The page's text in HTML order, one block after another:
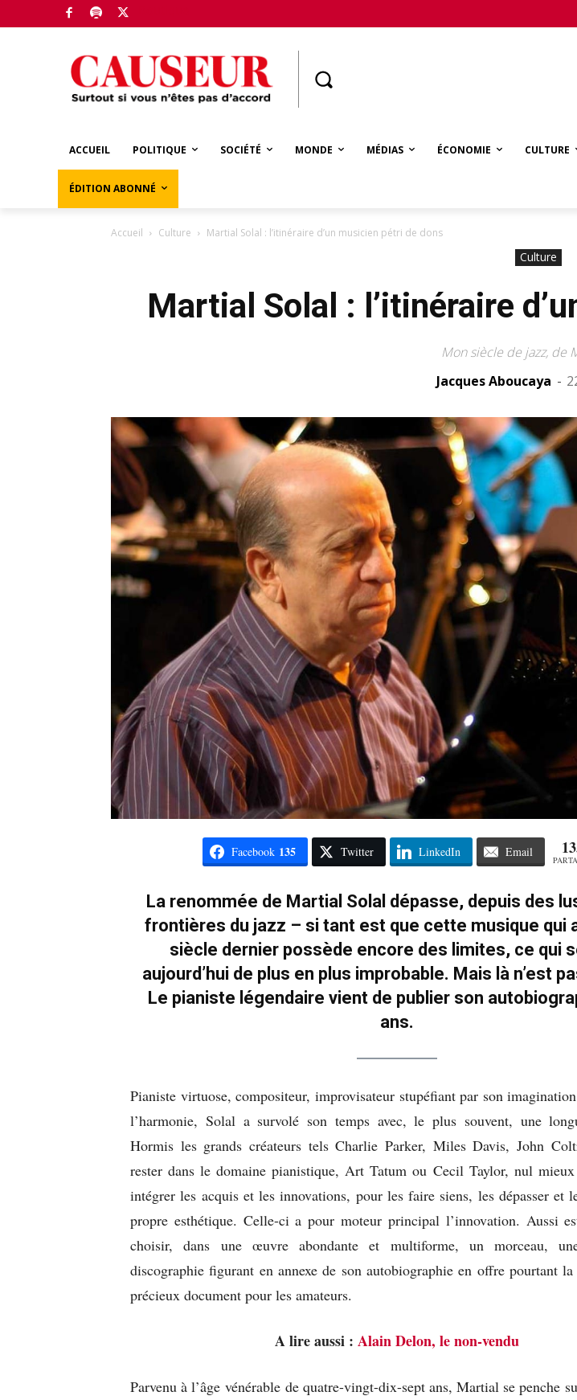
ACCUEIL POLITIQUE SOCIÉTÉ MONDE MÉDIAS ÉCONOMIE CULTURE
ÉDITION ABONNÉ
Accueil Culture Martial Solal : l’itinéraire d’un musicien pétri de dons
Culture
Martial Solal : l’itinéraire
Mon siècle de jazz, de
Jacques Aboucaya -
Facebook 135 Twitter LinkedIn Email
La renommée de Martial Solal dépasse, depuis des
frontières du jazz – si tant est que cette musique qui
siècle dernier possède encore des limites, ce qui
aujourd’hui de plus en plus improbable. Mais là n’est
Le pianiste légendaire vient de publier son
ans.
Pianiste virtuose, compositeur, improvisateur stupéfiant par son
l’harmonie, Solal a survolé son temps avec, le plus souvent, une
Hormis les grands créateurs tels Charlie Parker, Miles Davis, John
rester dans le domaine pianistique, Art Tatum ou Cecil Taylor, nul
intégrer les acquis et les innovations, pour les faire siens, les dépasser et
propre esthétique. Celle-ci a pour moteur principal l’innovation. Aussi
choisir, dans une œuvre abondante et multiforme, un morceau,
discographie figurant en annexe de son autobiographie en offre pourtant
précieux document pour les amateurs.
A lire aussi : Alain Delon, le non-vendu
Parvenu à l’âge vénérable de quatre-vingt-dix-sept ans, Martial se penche